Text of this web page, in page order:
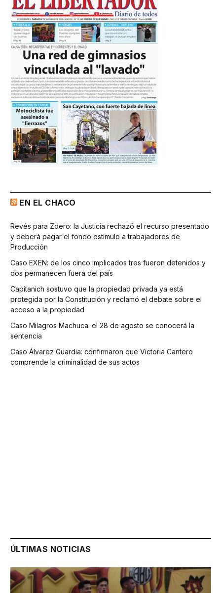
EN EL CHACO
Revés para Zdero: la Justicia rechazó el recurso presentado
y deberá pagar el fondo estímulo a trabajadores de
Producción
Caso EXEN: de los cinco implicados tres fueron detenidos y
dos permanecen fuera del país
Capitanich sostuvo que la propiedad privada ya está
protegida por la Constitución y reclamó el debate sobre el
acceso a la propiedad
Caso Milagros Machuca: el 28 de agosto se conocerá la
sentencia
Caso Álvarez Guardia: confirmaron que Victoria Cantero
comprende la criminalidad de sus actos
ÚLTIMAS NOTICIAS